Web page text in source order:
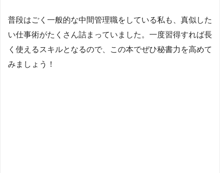
普段はごく一般的な中間管理職をしている私も、真似した
い仕事術がたくさん詰まっていました。一度習得すれば長
く使えるスキルとなるので、この本でぜひ秘書力を高めて
みましょう！